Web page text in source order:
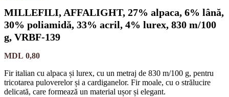
MILLEFILI, AFFALIGHT, 27% alpaca, 6% lână,
30% poliamidă, 33% acril, 4% lurex, 830 m/100
g, VRBF-139
MDL 0,80
Fir italian cu alpaca și lurex, cu un metraj de 830 m/100 g, pentru
tricotarea puloverelor și a cardiganelor. Fir moale, cu o strălucire
delicată, care formează un material ușor și elegant.